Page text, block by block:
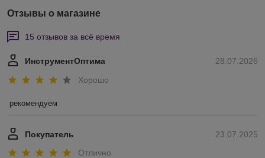
Отзывы о магазине
15 отзывов за всё время
28.07.2026
ИнструментОптима
Хорошо
рекомендуем
23.07.2025
Покупатель
Отлично